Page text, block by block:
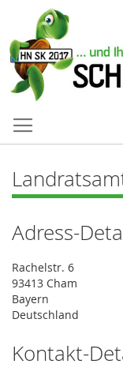
Adress-
Rachelstr. 6
93413 Cham
Bayern
Deutschland
Kontakt-